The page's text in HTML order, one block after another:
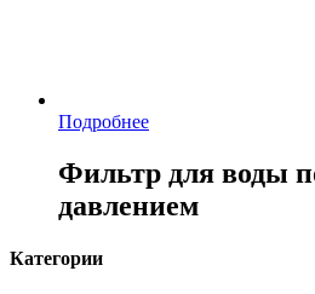
Подробнее
Фильтр для воды
давлением
Категории